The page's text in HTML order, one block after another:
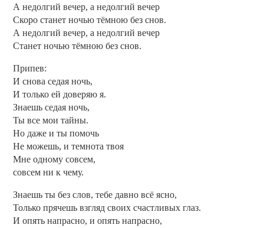
А недолгий вечер, а недолгий вечер
Скоро станет ночью тёмною без снов.
А недолгий вечер, а недолгий вечер
Станет ночью тёмною без снов.
Припев:
И снова седая ночь,
И только ей доверяю я.
Знаешь седая ночь,
Ты все мои тайны.
Но даже и ты помочь
Не можешь, и темнота твоя
Мне одному совсем,
совсем ни к чему.
Знаешь ты без слов, тебе давно всё ясно,
Только прячешь взгляд своих счастливых глаз.
И опять напрасно, и опять напрасно,